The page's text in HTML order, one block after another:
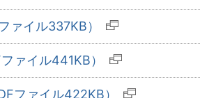
ァイル337KB）
ァイル441KB）
ファイル422KB）